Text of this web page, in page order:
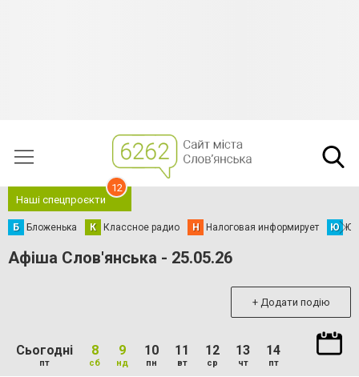
Наші спецпроєкти
12
Б Бложенька К Классное радио Н Налоговая информирует Ю
Афіша Слов'янська - 25.05.26
+ Додати подію
Сьогодні
пт
8
сб
9
нд
10
пн
11
вт
12
ср
13
чт
14
пт